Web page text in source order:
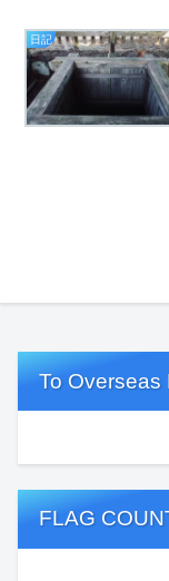
日記
To Overseas
FLAG